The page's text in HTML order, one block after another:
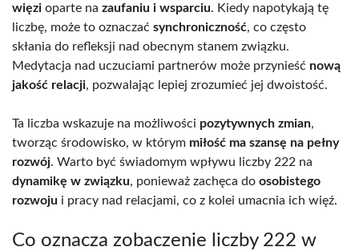
więzi oparte na zaufaniu i wsparciu. Kiedy napotykają tę
liczbę, może to oznaczać synchroniczność, co często
skłania do refleksji nad obecnym stanem związku.
Medytacja nad uczuciami partnerów może przynieść nową
jakość relacji, pozwalając lepiej zrozumieć jej dwoistość.
Ta liczba wskazuje na możliwości pozytywnych zmian,
tworząc środowisko, w którym miłość ma szansę na pełny
rozwój. Warto być świadomym wpływu liczby 222 na
dynamikę w związku, ponieważ zachęca do osobistego
rozwoju i pracy nad relacjami, co z kolei umacnia ich więź.
Co oznacza zobaczenie liczby 222 w